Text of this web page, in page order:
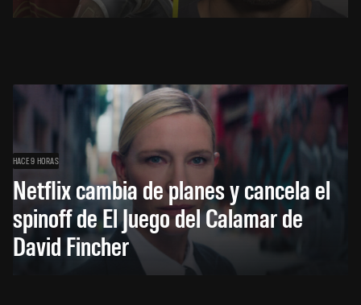
HACE 9 HORAS
Netflix cambia de planes y cancela el
spinoff de El Juego del Calamar de
David Fincher